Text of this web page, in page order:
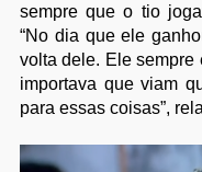
sempre que o tio
“No dia que ele
volta dele. Ele sempre
importava que viam
para essas coisas”,